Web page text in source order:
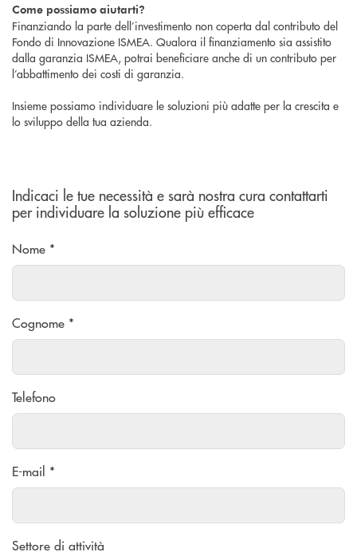
Come possiamo aiutarti?
Finanziando la parte dell’investimento non coperta dal contributo del
Fondo di Innovazione ISMEA. Qualora il finanziamento sia assistito
dalla garanzia ISMEA, potrai beneficiare anche di un contributo per
l’abbattimento dei costi di garanzia.
Insieme possiamo individuare le soluzioni più adatte per la crescita e
lo sviluppo della tua azienda.
Indicaci le tue necessità e sarà nostra cura contattarti
per individuare la soluzione più efficace
Nome *
Cognome *
Telefono
E-mail *
Settore di attività